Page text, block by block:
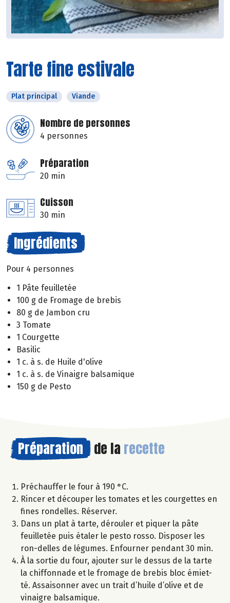
Tarte fine estivale
Plat principal Viande
Nombre de personnes
4 personnes
Préparation
20 min
Cuisson
30 min
Ingrédients
Pour 4 personnes
1 Pâte feuilletée
100 g de Fromage de brebis
80 g de Jambon cru
3 Tomate
1 Courgette
Basilic
1 c. à s. de Huile d'olive
1 c. à s. de Vinaigre balsamique
150 g de Pesto
Préparation de la recette
Préchauffer le four à 190 °C.
Rincer et découper les tomates et les courgettes en
fines rondelles. Réserver.
Dans un plat à tarte, dérouler et piquer la pâte
feuilletée puis étaler le pesto rosso. Disposer les
ron-delles de légumes. Enfourner pendant 30 min.
À la sortie du four, ajouter sur le dessus de la tarte
la chiffonnade et le fromage de brebis bloc émiet-
té. Assaisonner avec un trait d’huile d’olive et de
vinaigre balsamique.